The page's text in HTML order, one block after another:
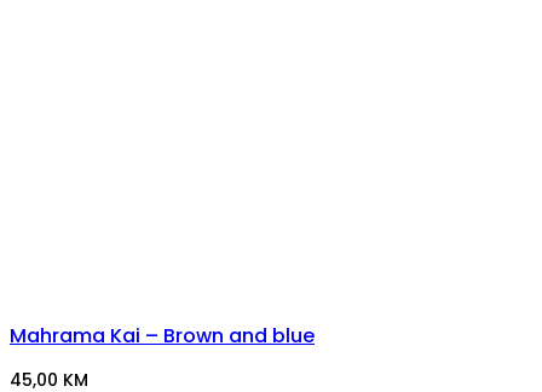
Mahrama Kai – Brown and blue
45,00 KM